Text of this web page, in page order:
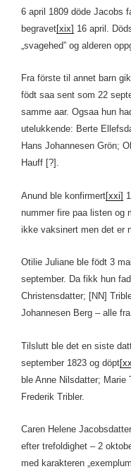
6 april 1809 döde Jacobs
begravet[xix] 16 april.
„svagehed” og alderen
Fra förste til annet barn
födt saa sent som 22
samme aar. Ogsaa hun
utelukkende: Berte
Hans Johannesen Grön;
Hauff [?].
Anund ble konfirmert[xxi]
nummer fire paa listen og
ikke vaksinert men det er
Otilie Juliane ble födt 3
september. Da fikk hun
Christensdatter; [NN]
Johannesen Berg – alle
Tilslutt ble det en siste
september 1823 og döpt
ble Anne Nilsdatter; Marie
Frederik Tribler.
Caren Helene
efter trefoldighet – 2
med karakteren